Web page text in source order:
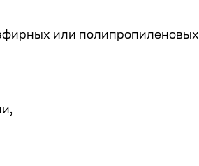
или полипропиленовых